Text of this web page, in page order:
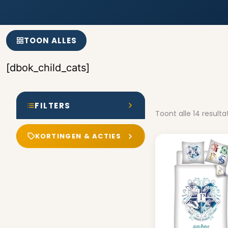
TOON ALLES
[dbok_child_cats]
FILTERS
KORTINGEN & ACTIES
Toont alle 14